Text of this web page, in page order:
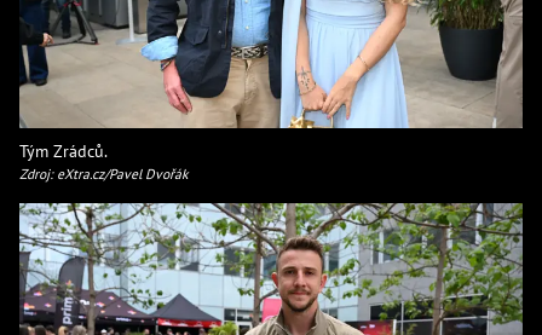
Tým Zrádců.
Zdroj: eXtra.cz/Pavel Dvořák